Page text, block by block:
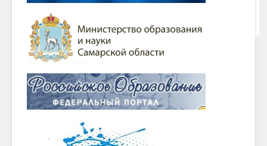
Написать о проблеме